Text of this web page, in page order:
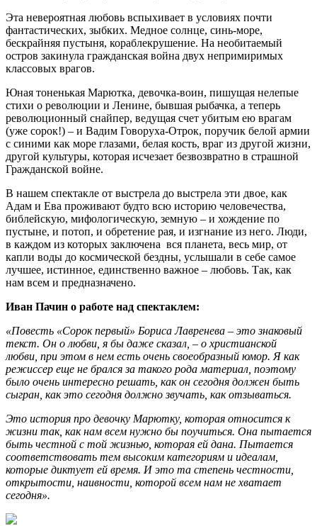
Эта невероятная любовь вспыхивает в условиях почти
фантастических, зыбких. Медное солнце, синь-море,
бескрайняя пустыня, кораблекрушение. На необитаемый
остров закинула гражданская война двух непримиримых
классовых врагов.
Юная тоненькая Марютка, девочка-воин, пишущая нелепые
стихи о революции и Ленине, бывшая рыбачка, а теперь
революционный снайпер, ведущая счет убитым ею врагам
(уже сорок!) – и Вадим Говоруха-Отрок, поручик белой армии
с синими как море глазами, белая кость, враг из другой жизни,
другой культуры, которая исчезает безвозвратно в страшной
Гражданской войне.
В нашем спектакле от выстрела до выстрела эти двое, как
Адам и Ева проживают будто всю историю человечества,
библейскую, мифологическую, земную – и хождение по
пустыне, и потоп, и обретение рая, и изгнание из него. Люди,
в каждом из которых заключена вся планета, весь мир, от
капли воды до космической бездны, услышали в себе самое
лучшее, истинное, единственно важное – любовь. Так, как
нам всем и предназначено.
Иван Пачин о работе над спектаклем:
«Повесть «Сорок первый» Бориса Лавренева – это знаковый
текст. Он о любви, я бы даже сказал, – о христианской
любви, при этом в нем есть очень своеобразный юмор. Я как
режиссер еще не брался за такого рода материал, поэтому
было очень интересно решать, как он сегодня должен быть
сыгран, как это сегодня должно звучать, как отзываться.
Это история про девочку Марютку, которая относится к
жизни так, как нам всем нужно бы поучиться. Она пытается
быть честной с той жизнью, которая ей дана. Пытается
соответствовать тем высоким категориям и идеалам,
которые диктует ей время. И это та степень честности,
открытости, наивности, которой всем нам не хватает
сегодня».